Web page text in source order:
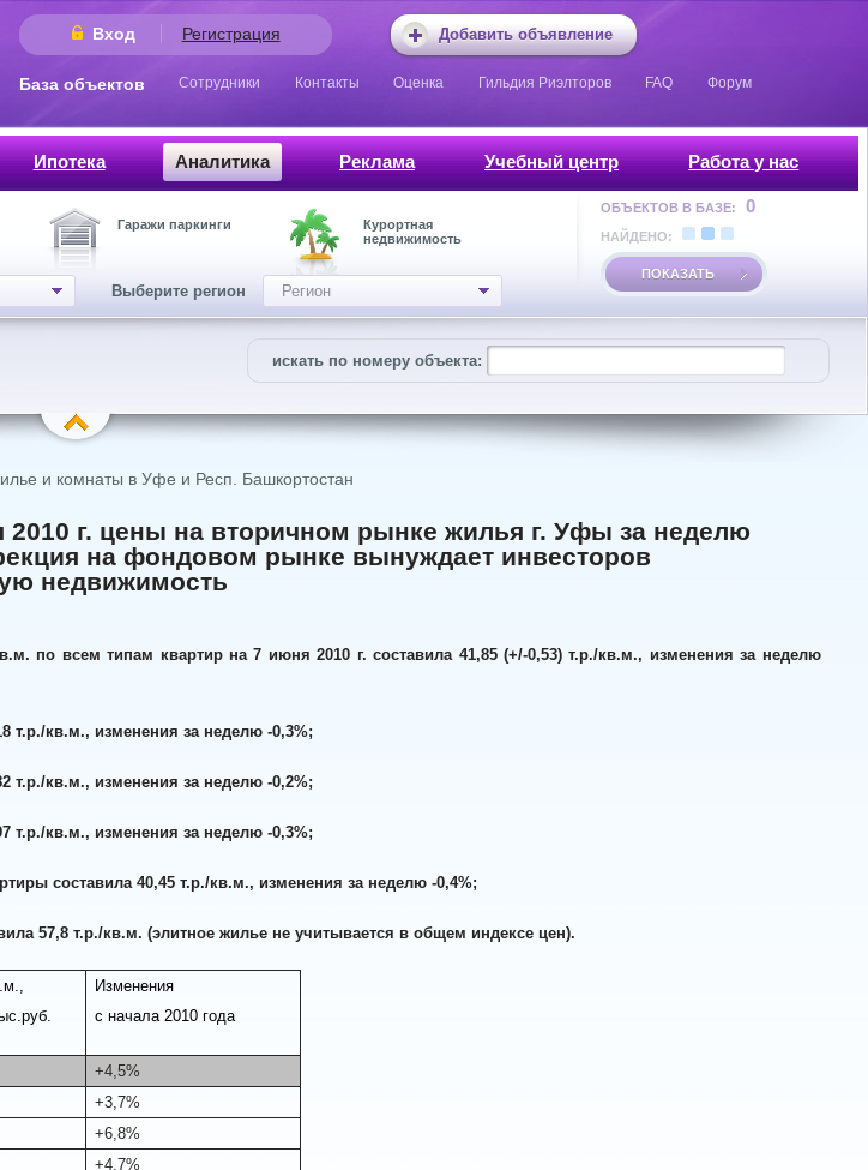
Добавить объявление
Вход Регистрация
База объектов Сотрудники Контакты Оценка Гильдия Риэлторов FAQ Форум
Ипотека Аналитика Реклама Учебный центр Работа у нас
Гаражи паркинги
Курортная
недвижимость
Выберите регион Регион
ОБЪЕКТОВ В БАЗЕ: 0
НАЙДЕНО:
ПОКАЗАТЬ
искать по номеру объекта:
и комнаты в Уфе и Респ. Башкортостан
г. цены на вторичном рынке жилья г. Уфы за неделю
на фондовом рынке вынуждает инвесторов
недвижимость
по всем типам квартир на 7 июня 2010 г. составила 41,85 (+/-0,53) т.р./кв.м., изменения за неделю
т.р./кв.м., изменения за неделю -0,3%;
т.р./кв.м., изменения за неделю -0,2%;
т.р./кв.м., изменения за неделю -0,3%;
составила 40,45 т.р./кв.м., изменения за неделю -0,4%;
57,8 т.р./кв.м. (элитное жилье не учитывается в общем индексе цен).
Изменения
с начала 2010 года
+4,5%
+3,7%
+6,8%
+4,7%